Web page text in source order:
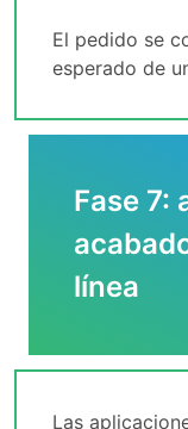
El pedido se
esperado de
Fase 7:
línea
Las